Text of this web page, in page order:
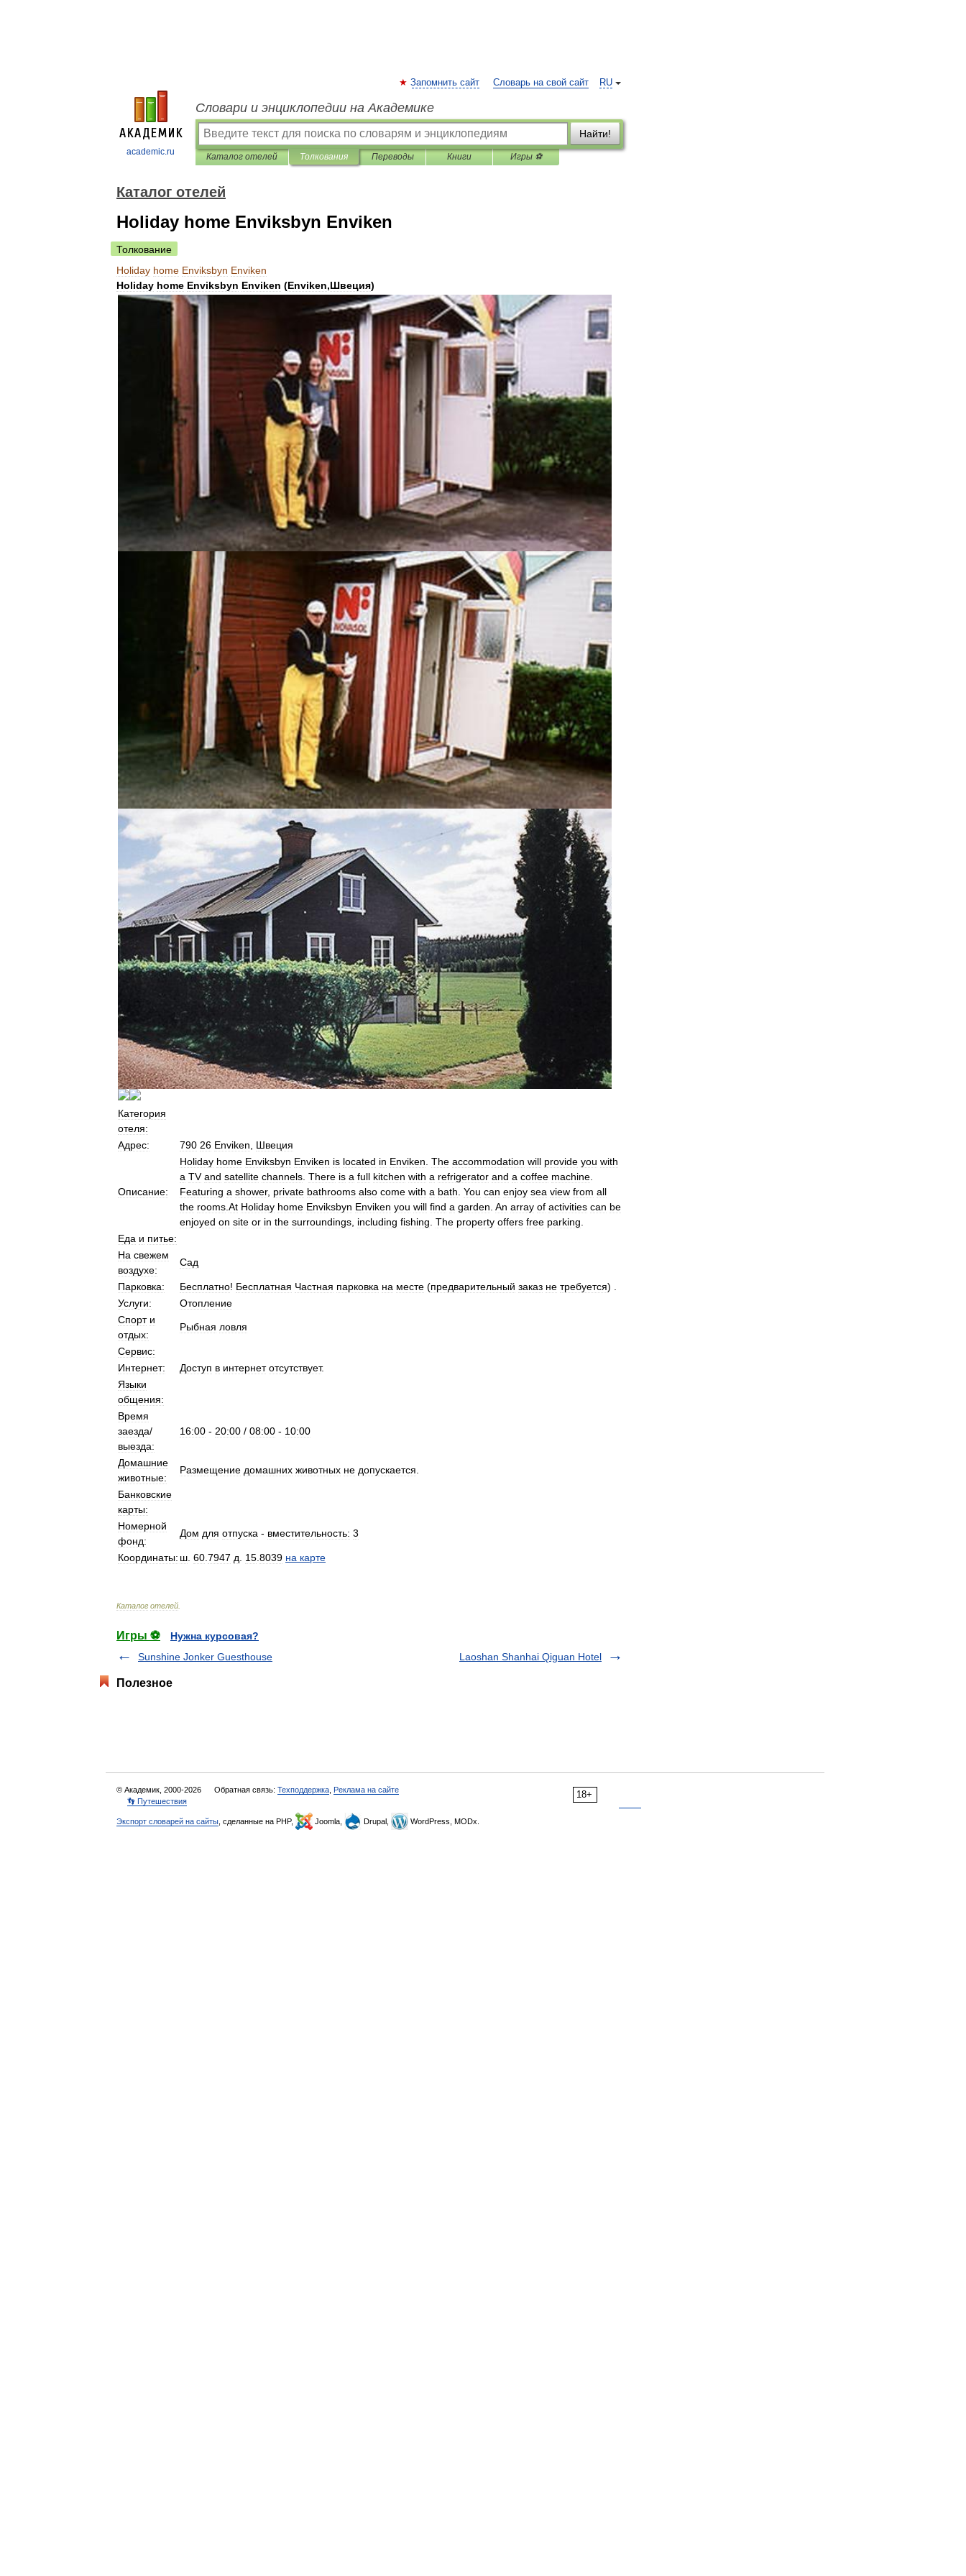
academic.ru
RU
Запомнить сайт Словарь на свой сайт
Словари и энциклопедии на Академике
Найти!
Каталог отелей Толкования Переводы Книги Игры ⚽
Каталог отелей
Holiday home Enviksbyn Enviken
Толкование
Holiday home Enviksbyn Enviken
Holiday home Enviksbyn Enviken (Enviken,Швеция)
Категория
отеля:
Адрес:
790 26 Enviken Швеция
Описание:
Holiday home Enviksbyn Enviken is located in Enviken The accommodation will provide you with
a TV and satellite channels There is a full kitchen with a refrigerator and a coffee machine
Featuring a shower, private bathrooms also come with a bath You can enjoy sea view from all
the rooms At Holiday home Enviksbyn Enviken you will find a garden An array of activities can be
enjoyed on site or in the surroundings including fishing The property offers free parking
Еда и питье:
На свежем
воздухе:
Сад
Парковка: Бесплатно! Бесплатная Частная парковка на месте (предварительный заказ не требуется) .
Услуги:
Отопление
Спорт и
отдых:
Рыбная ловля
Сервис:
Интернет:
Доступ в интернет отсутствует.
Языки
общения:
Время
заезда/
выезда:
16:00 - 20:00 / 08:00 - 10:00
Домашние
животные:
Размещение домашних животных не допускается
Банковские
карты:
Номерной
фонд:
Дом для отпуска - вместительность: 3
Координаты: ш 60 7947 д 15 8039 на карте
Каталог отелей
Игры ⚽
Нужна курсовая?
Sunshine Jonker Guesthouse
Laoshan Shanhai Qiguan Hotel
Полезное
18+
© Академик, 2000-2026 Обратная связь: Техподдержка Реклама на сайте
👣 Путешествия
Экспорт словарей на сайты , сделанные на PHP, Joomla, Drupal, WordPress, MODx.